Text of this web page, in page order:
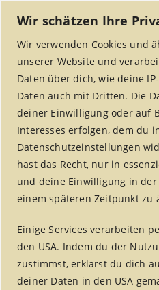
Wir schätzen Ihre
Wir verwenden Cookies und
unserer Website und
Daten über dich, wie deine
Daten auch mit Dritten. Die
deiner Einwilligung oder auf
Interesses erfolgen, dem du
Datenschutzeinstellungen
hast das Recht, nur in
und deine Einwilligung in
einem späteren Zeitpunkt
Einige Services verarbeiten
den USA. Indem du der
zustimmst, erklärst du dich
deiner Daten in den USA
Category
Home/Archive by category